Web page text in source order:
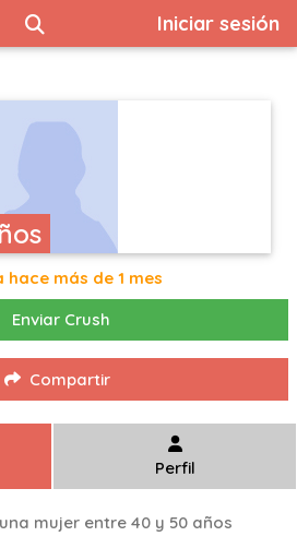
Iniciar sesión
hace más de 1 mes
Enviar Crush
Compartir
Perfil
mujer entre 40 y 50 años